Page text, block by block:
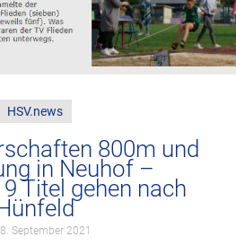
HSV.news
800m und
in Neuhof –
Titel gehen nach
September 2021